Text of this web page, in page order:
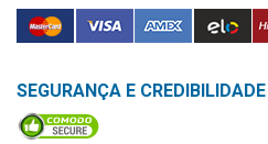
Monitores
Socorros
Casa
SEGURANÇA E CREDIBILIDADE